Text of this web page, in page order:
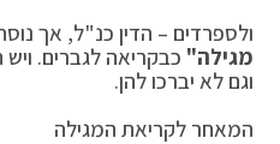
ולספרדים – הדין כנ"ל, אך
מגילה" כבקריאה לגברים.
וגם לא יברכו להן.
המאחר לקריאת המגילה